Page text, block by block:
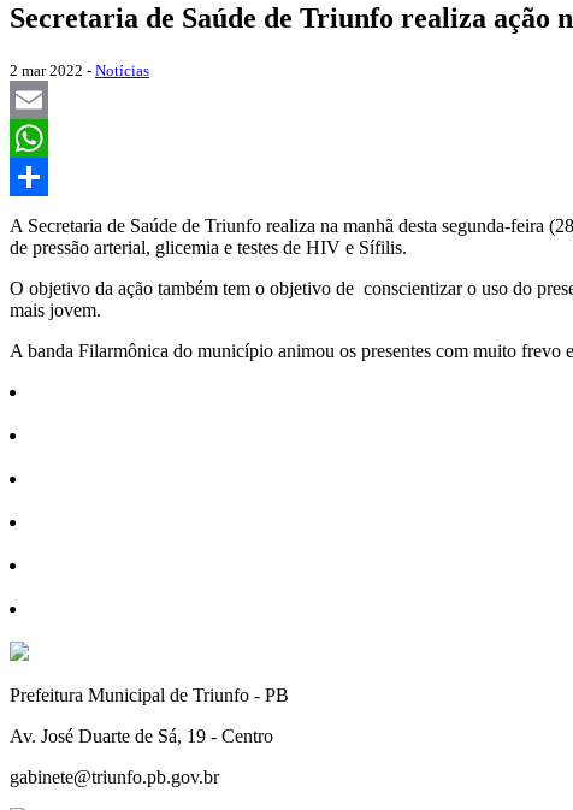
Secretaria de Saúde de Triunfo realiza ação
2 mar 2022 - Notícias
Email
WhatsApp
Share
A Secretaria de Saúde de Triunfo realiza na manhã desta segunda-feira
de pressão arterial, glicemia e testes de HIV e Sífilis.
O objetivo da ação também tem o objetivo de conscientizar o uso do
mais jovem.
A banda Filarmônica do município animou os presentes com muito frevo
Prefeitura Municipal de Triunfo - PB
Av. José Duarte de Sá, 19 - Centro
gabinete@triunfo.pb.gov.br